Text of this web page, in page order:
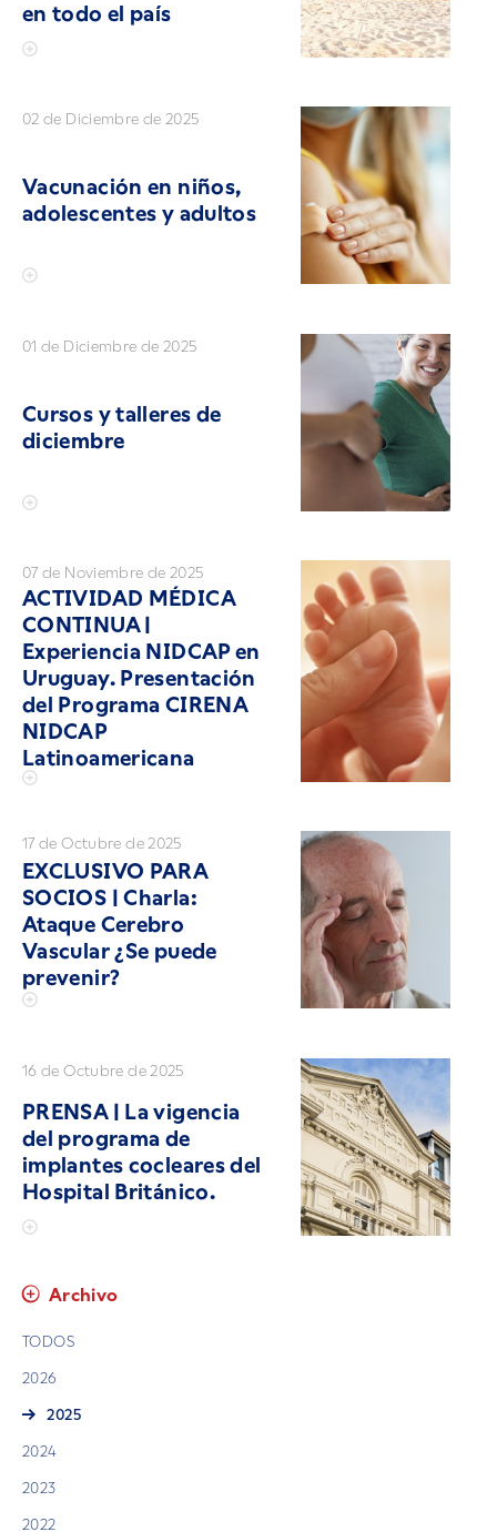
en todo el país
02 de Diciembre de 2025
Vacunación en niños,
adolescentes y adultos
01 de Diciembre de 2025
Cursos y talleres de
diciembre
07 de Noviembre de 2025
ACTIVIDAD MÉDICA
CONTINUA |
Experiencia NIDCAP en
Uruguay. Presentación
del Programa CIRENA
NIDCAP
Latinoamericana
17 de Octubre de 2025
EXCLUSIVO PARA
SOCIOS | Charla:
Ataque Cerebro
Vascular ¿Se puede
prevenir?
16 de Octubre de 2025
PRENSA | La vigencia
del programa de
implantes cocleares del
Hospital Británico.
Archivo
TODOS
2026
2025
2024
2023
2022